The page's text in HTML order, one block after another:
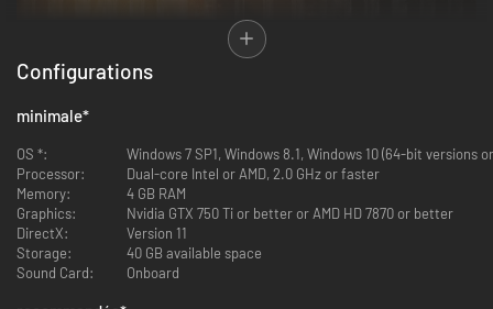
Le jeu comporte de nombreuses opérations et événements historiques,
mais propose également un certain nombre de moments historiques
alternatifs. Il est créé avec beaucoup de soin et d'attention aux détails
historiques par une équipe passionnée par l'histoire de la Seconde Guerre
mondiale. En regardant des cinématiques avant et après chaque
opération, vous pouvez presque sentir que vous êtes en effet un
participant des événements d'époque qui se déroulent. De plus, de
Configurations
minimale*
OS *:
Windows 7 SP1, Windows 8.1, Windows 10 (64-bit versions
Processor:
Dual-core Intel or AMD, 2.0 GHz or faster
Memory:
4 GB RAM
Graphics:
Nvidia GTX 750 Ti or better or AMD HD 7870 or better
DirectX:
Version 11
Storage:
40 GB available space
Sound Card:
Onboard